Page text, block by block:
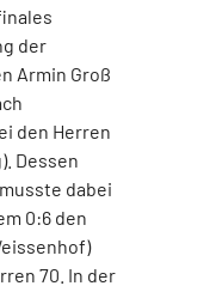
der
Armin Groß
den Herren
Dessen
dabei
0:6 den
70. In der